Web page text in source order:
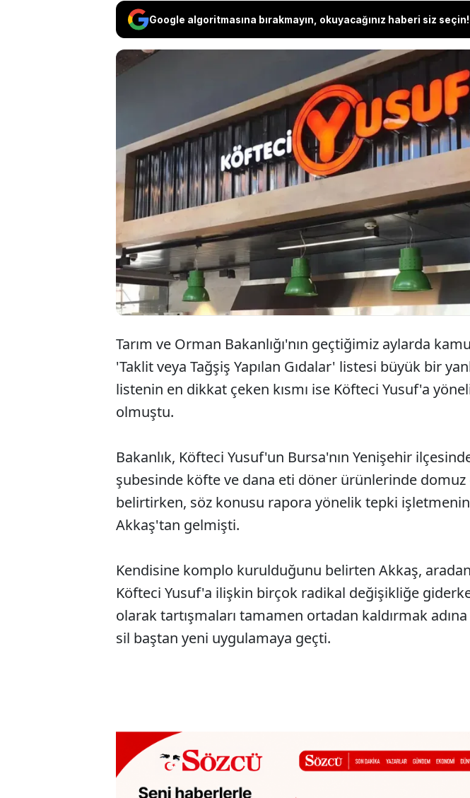
Google algoritmasına bırakmayın, okuyacağınız haberi siz
Ekim ayının başında Tarım ve Orman
paylaşılan listede, yemek zinciri Köfteci
domuz eti tespit edildiği duyurulmuştu.
Yusuf, Türkiye'nin 42 ilinde bulunan 280'i
çeken bir sistem değişikliğine gitti.
Tarım ve Orman Bakanlığı'nın geçtiğimiz aylarda
'Taklit veya Tağşiş Yapılan Gıdalar' listesi büyük bir
listenin en dikkat çeken kısmı ise Köfteci Yusuf'a
olmuştu.
Bakanlık, Köfteci Yusuf'un Bursa'nın Yenişehir
şubesinde köfte ve dana eti döner ürünlerinde
belirtirken, söz konusu rapora yönelik tepki
Akkaş'tan gelmişti.
Kendisine komplo kurulduğunu belirten Akkaş,
Köfteci Yusuf'a ilişkin birçok radikal değişikliğe
olarak tartışmaları tamamen ortadan kaldırmak
sil baştan yeni uygulamaya geçti.